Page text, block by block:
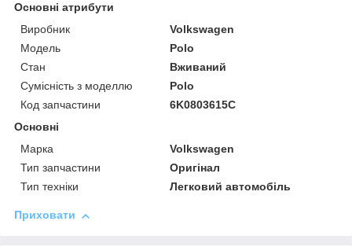
Основні атрибути
Виробник
Volkswagen
Модель
Polo
Стан
Вживаний
Сумісність з моделлю
Polo
Код запчастини
6K0803615C
Основні
Марка
Volkswagen
Тип запчастини
Оригінал
Тип техніки
Легковий автомобіль
Приховати